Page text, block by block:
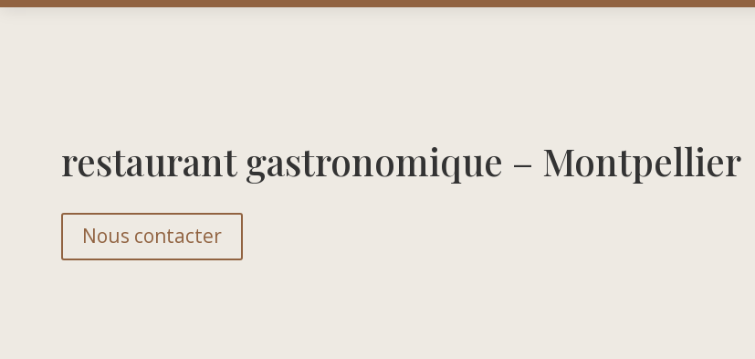
restaurant gastronomique – Montpellier
Nous contacter